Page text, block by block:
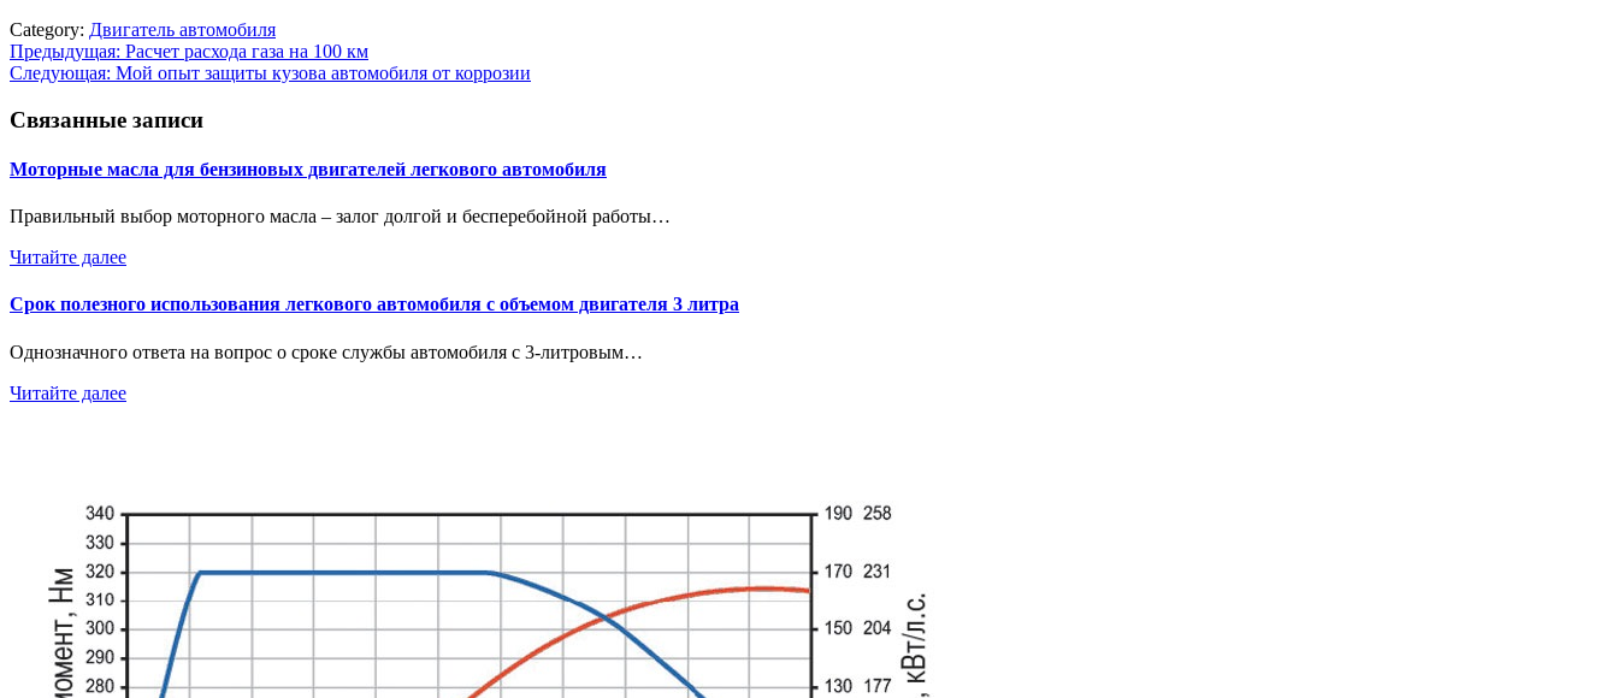
Category: Двигатель автомобиля
Навигация
по
записям
Предыдущая: Расчет расхода газа на 100 км
Следующая: Мой опыт защиты кузова автомобиля от коррозии
Связанные записи
Моторные масла для бензиновых двигателей легкового автомобиля
Правильный выбор моторного масла – залог долгой и бесперебойной работы…
Читайте далее
Срок полезного использования легкового автомобиля с объемом двигателя 3 литра
Однозначного ответа на вопрос о сроке службы автомобиля с 3-литровым…
Читайте далее